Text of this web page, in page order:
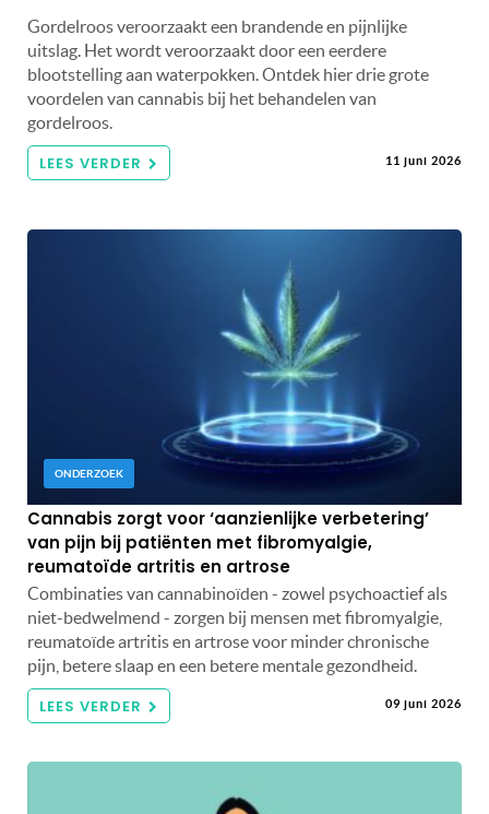
Gordelroos veroorzaakt een brandende en pijnlijke
uitslag. Het wordt veroorzaakt door een eerdere
blootstelling aan waterpokken. Ontdek hier drie grote
voordelen van cannabis bij het behandelen van
gordelroos.
LEES VERDER 11 juni 2026
ONDERZOEK
Cannabis zorgt voor ‘aanzienlijke verbetering’
van pijn bij patiënten met fibromyalgie,
reumatoïde artritis en artrose
Combinaties van cannabinoïden - zowel psychoactief als
niet-bedwelmend - zorgen bij mensen met fibromyalgie,
reumatoïde artritis en artrose voor minder chronische
pijn, betere slaap en een betere mentale gezondheid.
LEES VERDER 09 juni 2026